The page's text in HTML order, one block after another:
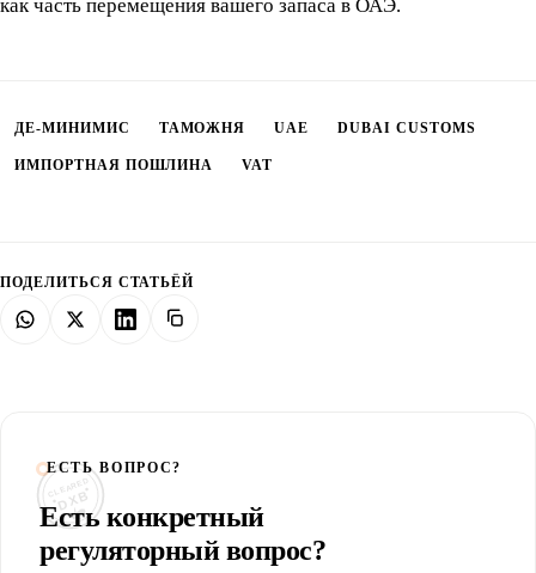
как часть перемещения вашего запаса в ОАЭ.
ДЕ-МИНИМИС ТАМОЖНЯ UAE DUBAI CUSTOMS
ИМПОРТНАЯ ПОШЛИНА VAT
ПОДЕЛИТЬСЯ СТАТЬЁЙ
CLEARED
DXB
ЕСТЬ ВОПРОС?
Есть конкретный
регуляторный вопрос?